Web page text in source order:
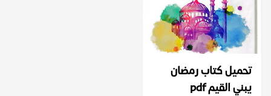
تحميل كتاب رمضان
يبني القيم pdf